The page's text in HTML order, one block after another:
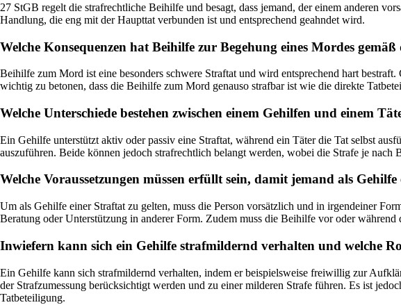
27 StGB regelt die strafrechtliche Beihilfe und besagt, dass jemand, der einem anderen
Handlung, die eng mit der Haupttat verbunden ist und entsprechend geahndet wird.
Welche Konsequenzen hat Beihilfe zur Begehung eines Mordes
Beihilfe zum Mord ist eine besonders schwere Straftat und wird entsprechend hart
wichtig zu betonen, dass die Beihilfe zum Mord genauso strafbar ist wie die direkte
Welche Unterschiede bestehen zwischen einem Gehilfen und einem
Ein Gehilfe unterstützt aktiv oder passiv eine Straftat, während ein Täter die Tat selbst
auszuführen. Beide können jedoch strafrechtlich belangt werden, wobei die Strafe je nach
Welche Voraussetzungen müssen erfüllt sein, damit jemand als
Um als Gehilfe einer Straftat zu gelten, muss die Person vorsätzlich und in irgendeiner
Beratung oder Unterstützung in anderer Form. Zudem muss die Beihilfe vor oder während
Inwiefern kann sich ein Gehilfe strafmildernd verhalten und welche
Ein Gehilfe kann sich strafmildernd verhalten, indem er beispielsweise freiwillig zur
der Strafzumessung berücksichtigt werden und zu einer milderen Strafe führen. Es ist
Tatbeteiligung.